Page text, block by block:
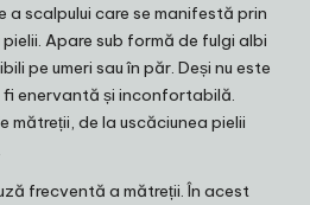
a scalpului care se manifestă prin
Apare sub formă de fulgi albi
pe umeri sau în păr. Deși nu este
enervantă și inconfortabilă.
mătreții, de la uscăciunea pielii
frecventă a mătreții. În acest